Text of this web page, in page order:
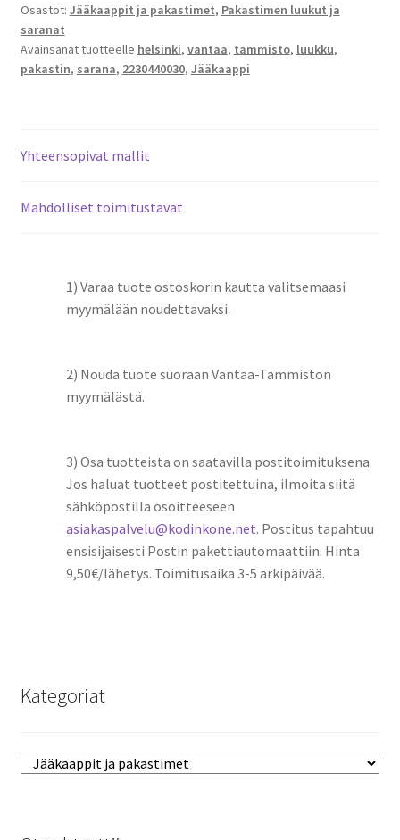
oikea
määrä
Osastot: Jääkaappit ja pakastimet, Pakastimen luukut ja
saranat
Avainsanat tuotteelle helsinki, vantaa, tammisto, luukku,
pakastin, sarana, 2230440030, Jääkaappi
Yhteensopivat mallit
Mahdolliset toimitustavat
1) Varaa tuote ostoskorin kautta valitsemaasi
myymälään noudettavaksi.
2) Nouda tuote suoraan Vantaa-Tammiston
myymälästä.
3) Osa tuotteista on saatavilla postitoimituksena.
Jos haluat tuotteet postitettuina, ilmoita siitä
sähköpostilla osoitteeseen
asiakaspalvelu@kodinkone.net. Postitus tapahtuu
ensisijaisesti Postin pakettiautomaattiin. Hinta
9,50€/lähetys. Toimitusaika 3-5 arkipäivää.
Kategoriat